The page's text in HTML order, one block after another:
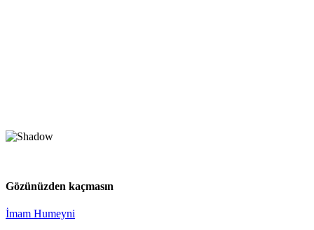
Gözünüzden kaçmasın
İmam Humeyni